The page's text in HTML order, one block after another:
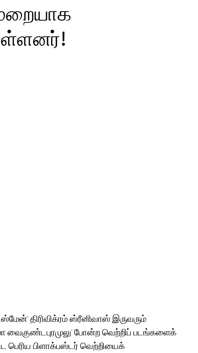
திரிவிக்ரம் ஸ்ரீனிவாஸ் இருவரும்
வைகுண்டபுரமுலு' போன்ற வெற்றிப் படங்களைக்
பிளாக்பஸ்டர் வெற்றியைக்